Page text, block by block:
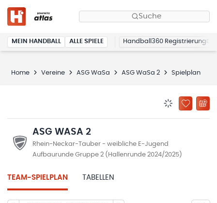
Suche
MEIN HANDBALL ALLE SPIELE Handball360 Registrierung
Home Vereine ASG WaSa ASG WaSa 2 Spielplan
ZU
ASG WASA 2
Rhein-Neckar-Tauber - weibliche E-Jugend
Aufbaurunde Gruppe 2 (Hallenrunde 2024/2025)
TEAM-SPIELPLAN TABELLEN